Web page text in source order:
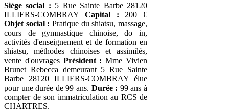
Siège social : 5 Rue Sainte Barbe 28120
ILLIERS-COMBRAY Capital : 200 €
Objet social : Pratique du shiatsu, massage,
cours de gymnastique chinoise, do in,
activités d'enseignement et de formation en
shiatsu, méthodes chinoises et assimilés,
vente d'ouvrages Président : Mme Vivien
Brunet Rebecca demeurant 5 Rue Sainte
Barbe 28120 ILLIERS-COMBRAY élue
pour une durée de 99 ans. Durée : 99 ans à
compter de son immatriculation au RCS de
CHARTRES.